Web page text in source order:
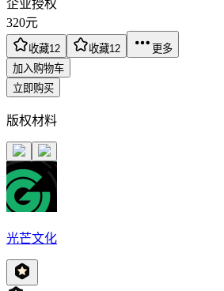
企业授权
320元
收藏12 收藏12
更多
加入购物车
立即购买
版权材料
光芒文化